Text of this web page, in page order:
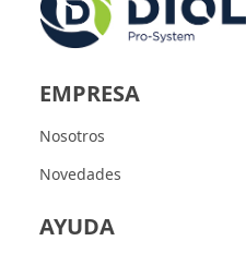
EMPRESA
Nosotros
Novedades
AYUDA